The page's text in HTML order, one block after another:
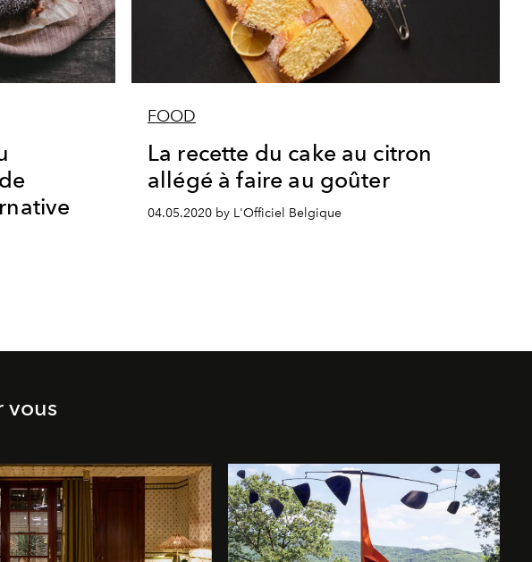
FOOD
La recette du cake au citron
allégé à faire au goûter
04.05.2020 by L'Officiel Belgique
vous